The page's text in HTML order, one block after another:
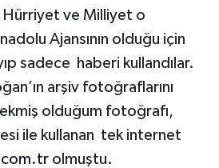
Hürriyet ve Milliyet o
Ajansının olduğu için
sadece haberi kullandılar.
arşiv fotoğraflarını
olduğum fotoğrafı,
ile kullanan tek internet
olmuştu.